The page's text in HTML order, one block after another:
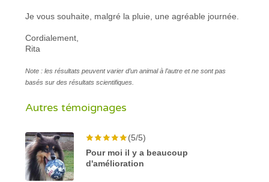
Je vous souhaite, malgré la pluie, une agréable journée.
Cordialement,
Rita
Note : les résultats peuvent varier d’un animal à l’autre et ne sont pas
basés sur des résultats scientifiques.
Autres témoignages
(5/5)
Pour moi il y a beaucoup
d'amélioration